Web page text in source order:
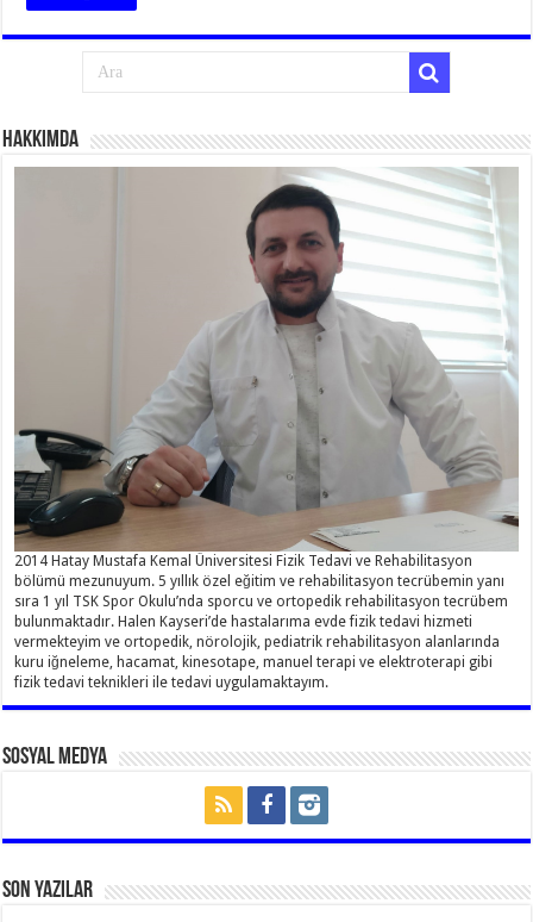
Hakkımda
2014 Hatay Mustafa Kemal Üniversitesi Fizik Tedavi ve Rehabilitasyon
bölümü mezunuyum. 5 yıllık özel eğitim ve rehabilitasyon tecrübemin yanı
sıra 1 yıl TSK Spor Okulu’nda sporcu ve ortopedik rehabilitasyon tecrübem
bulunmaktadır. Halen Kayseri’de hastalarıma evde fizik tedavi hizmeti
vermekteyim ve ortopedik, nörolojik, pediatrik rehabilitasyon alanlarında
kuru iğneleme, hacamat, kinesotape, manuel terapi ve elektroterapi gibi
fizik tedavi teknikleri ile tedavi uygulamaktayım.
Sosyal Medya
Son Yazılar